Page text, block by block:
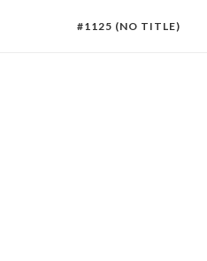
#1125 (NO TITLE)